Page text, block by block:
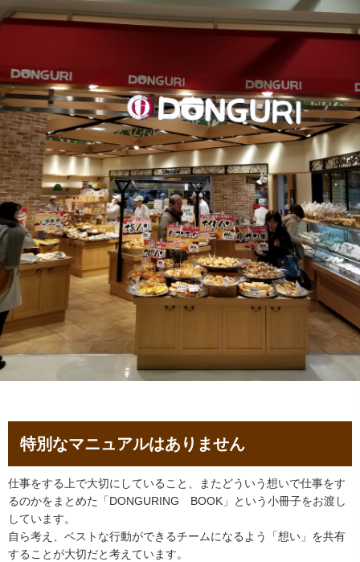
特別なマニュアルはありません
仕事をする上で大切にしていること、またどういう想いで仕事をす
るのかをまとめた「DONGURING BOOK」という小冊子をお渡し
しています。
自ら考え、ベストな行動ができるチームになるよう「想い」を共有
することが大切だと考えています。